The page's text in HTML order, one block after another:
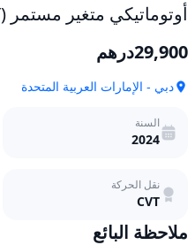
أوتوماتيكي متغير مستمر (CVT)، دفع أمامي
29,900درهم
دبي - الإمارات العربية المتحدة
السنة
2024
نقل الحركة
CVT
ملاحظة البائع